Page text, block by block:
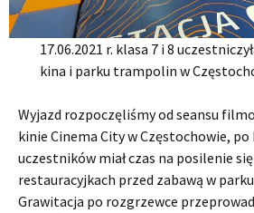
17.06.2021 r. klasa 7 i 8
kina i parku trampolin w
Wyjazd rozpoczęliśmy od seansu
kinie Cinema City w Częstochowie,
uczestników miał czas na posilenie
restauracyjkach przed zabawą w
Grawitacja po rozgrzewce